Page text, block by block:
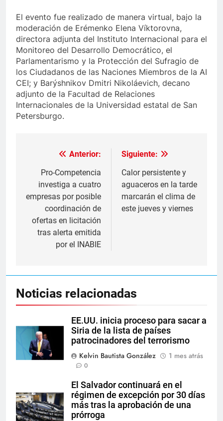
El evento fue realizado de manera virtual, bajo la
moderación de Erémenko Elena Víktorovna,
directora adjunta del Instituto Internacional para el
Monitoreo del Desarrollo Democrático, el
Parlamentarismo y la Protección del Sufragio de
los Ciudadanos de las Naciones Miembros de la AI
CEI; y Barýshnikov Dmitri Nikoláevich, decano
adjunto de la Facultad de Relaciones
Internacionales de la Universidad estatal de San
Petersburgo.
Navegación
entradas
Anterior:
Pro-Competencia
investiga a cuatro
empresas por posible
coordinación de
ofertas en licitación
tras alerta emitida
por el INABIE
Siguiente:
Calor persistente y
aguaceros en la tarde
marcarán el clima de
este jueves y viernes
Noticias relacionadas
EE.UU. inicia proceso para sacar a
Siria de la lista de países
patrocinadores del terrorismo
Kelvin Bautista González
1 mes atrás
0
El Salvador continuará en el
régimen de excepción por 30 días
más tras la aprobación de una
prórroga